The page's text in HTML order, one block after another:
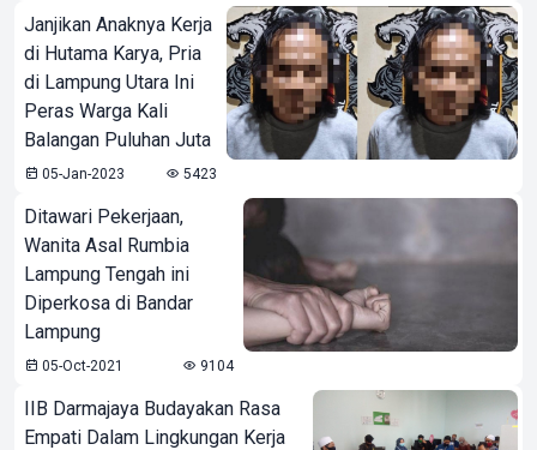
Janjikan Anaknya Kerja
di Hutama Karya, Pria
di Lampung Utara Ini
Peras Warga Kali
Balangan Puluhan Juta
05-Jan-2023 5423
Ditawari Pekerjaan,
Wanita Asal Rumbia
Lampung Tengah ini
Diperkosa di Bandar
Lampung
05-Oct-2021 9104
IIB Darmajaya Budayakan Rasa
Empati Dalam Lingkungan Kerja